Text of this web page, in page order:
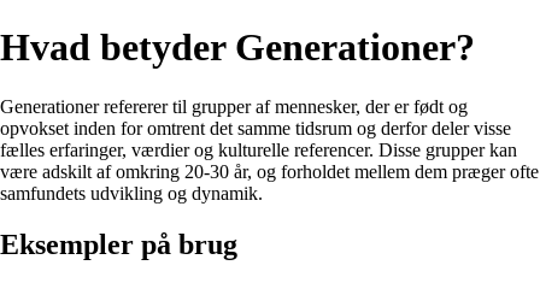
Hvad betyder Generationer?
Generationer refererer til grupper af mennesker, der er født og
opvokset inden for omtrent det samme tidsrum og derfor deler visse
fælles erfaringer, værdier og kulturelle referencer. Disse grupper kan
være adskilt af omkring 20-30 år, og forholdet mellem dem præger ofte
samfundets udvikling og dynamik.
Eksempler på brug